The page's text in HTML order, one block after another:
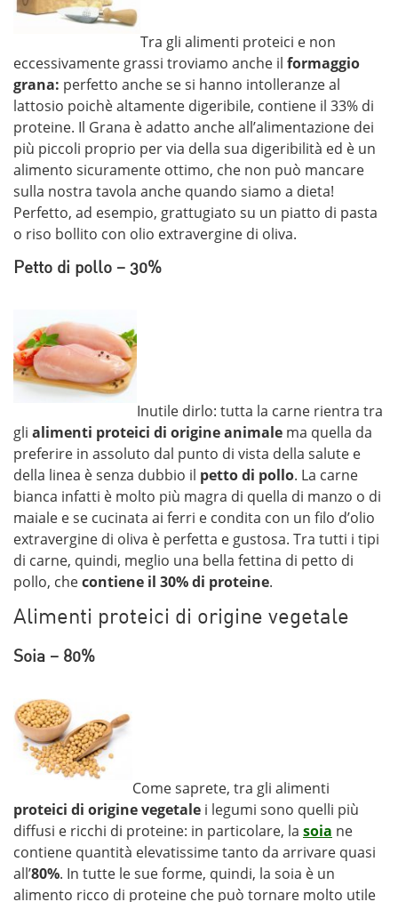
Tra gli alimenti proteici e non
eccessivamente grassi troviamo anche il formaggio
grana: perfetto anche se si hanno intolleranze al
lattosio poichè altamente digeribile, contiene il 33% di
proteine. Il Grana è adatto anche all’alimentazione dei
più piccoli proprio per via della sua digeribilità ed è un
alimento sicuramente ottimo, che non può mancare
sulla nostra tavola anche quando siamo a dieta!
Perfetto, ad esempio, grattugiato su un piatto di pasta
o riso bollito con olio extravergine di oliva.
Petto di pollo – 30%
Inutile dirlo: tutta la carne rientra tra
gli alimenti proteici di origine animale ma quella da
preferire in assoluto dal punto di vista della salute e
della linea è senza dubbio il petto di pollo. La carne
bianca infatti è molto più magra di quella di manzo o di
maiale e se cucinata ai ferri e condita con un filo d’olio
extravergine di oliva è perfetta e gustosa. Tra tutti i tipi
di carne, quindi, meglio una bella fettina di petto di
pollo, checontiene il 30% di proteine.
Alimenti proteici di origine vegetale
Soia – 80%
Come saprete, tra gli alimenti
proteici di origine vegetale i legumi sono quelli più
diffusi e ricchi di proteine: in particolare, la soia ne
contiene quantità elevatissime tanto da arrivare quasi
all’80%. In tutte le sue forme, quindi, la soia è un
alimento ricco di proteine che può tornare molto utile